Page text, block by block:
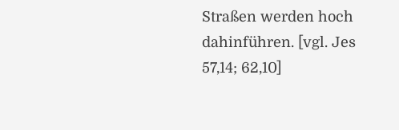
Straßen werden hoch
dahinführen. [vgl. Jes
57,14; 62,10]